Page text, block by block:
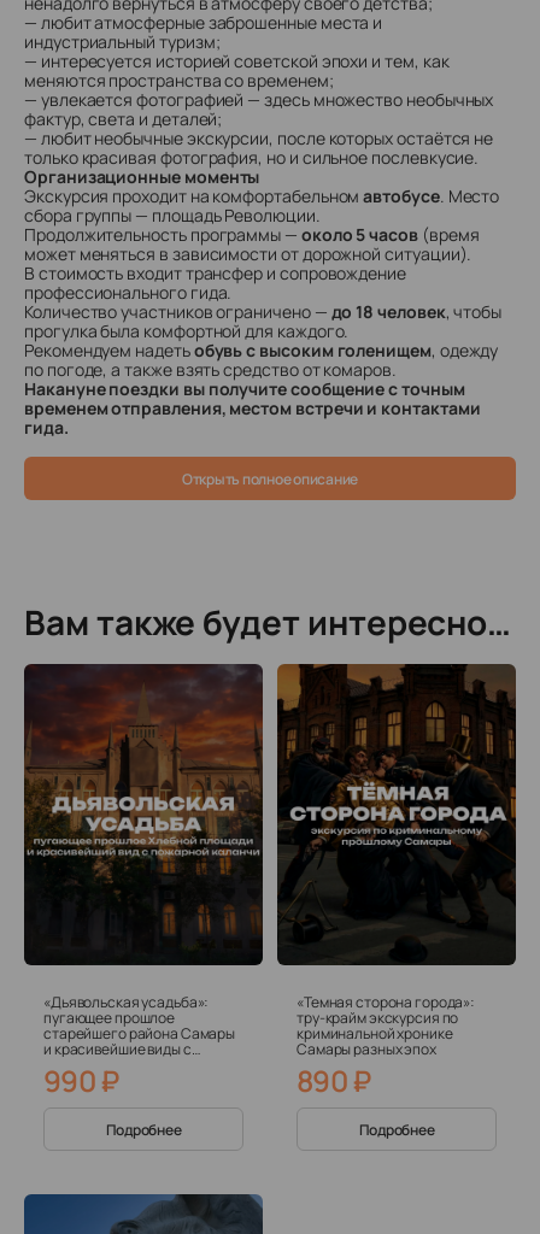
— любит атмосферные заброшенные места и
индустриальный туризм;
— интересуется историей советской эпохи и тем, как
меняются пространства со временем;
— увлекается фотографией — здесь множество необычных
фактур, света и деталей;
— любит необычные экскурсии, после которых остаётся не
только красивая фотография, но и сильное послевкусие.
Организационные моменты
Экскурсия проходит на комфортабельномавтобусе. Место
сбора группы — площадь Революции.
Продолжительность программы — около 5 часов(время
может меняться в зависимости от дорожной ситуации).
В стоимость входит трансфер и сопровождение
профессионального гида.
Количество участников ограничено — до 18 человек, чтобы
прогулка была комфортной для каждого.
Рекомендуем надетьобувь с высоким голенищем, одежду
по погоде, а также взять средство от комаров.
Накануне поездки вы получите сообщение с точным
временем отправления, местом встречи и контактами
гида.
Открыть полное описание
Вам также будет интересно…
«Дьявольская усадьба»:
пугающее прошлое
старейшего района Самары
и красивейшие виды с
990₽
Подробнее
«Темная сторона города»:
тру-крайм экскурсия по
криминальной хронике
Самары разных эпох
890₽
Подробнее